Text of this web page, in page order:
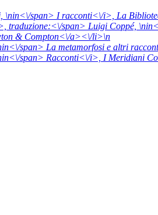
\nin<\/span> I racconti<\/i>, La
traduzione:<\/span> Luigi Coppé, \n
& Compton<\/a><\/li>\n
in<\/span> La metamorfosi e altri
in<\/span> Racconti<\/i>, I Meridiani